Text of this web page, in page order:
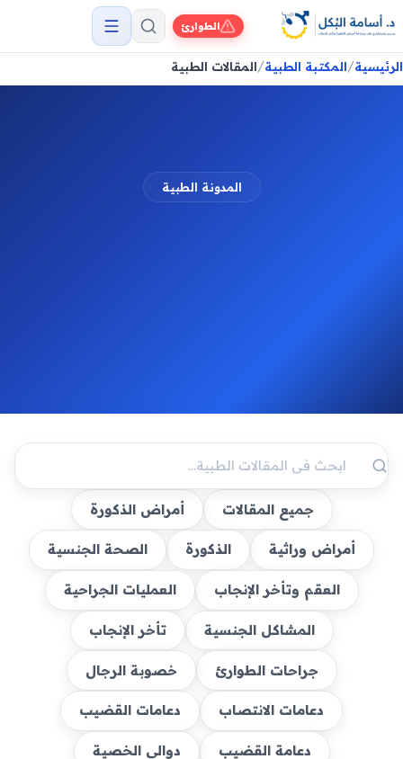
الطوارئ
الرئيسية/المكتبة الطبية/المقالات الطبية
المدونة الطبية
جميع المقالات أمراض الذكورة
أمراض وراثية الذكورة الصحة الجنسية
العقم وتأخر الإنجاب العمليات الجراحية
المشاكل الجنسية تأخر الإنجاب
جراحات الطوارئ خصوبة الرجال
دعامات الانتصاب دعامات القضيب
دعامة القضيب دوالي الخصية